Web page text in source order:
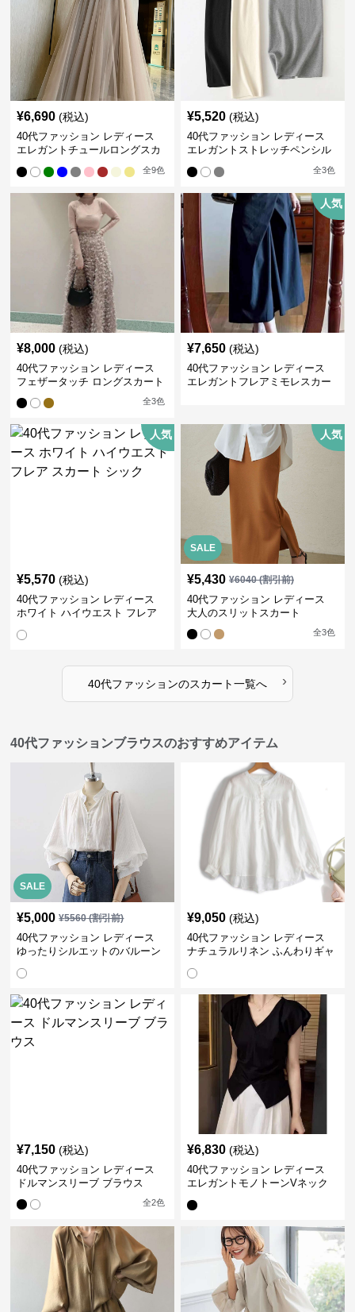
¥6,690 (税込)
40代ファッション レディース
エレガントチュールロングスカ
全9色
¥5,520 (税込)
40代ファッション レディース
エレガントストレッチペンシル
全3色
¥8,000 (税込)
40代ファッション レディース
フェザータッチ ロングスカート
全3色
人気
¥7,650 (税込)
40代ファッション レディース
エレガントフレアミモレスカー
人気
¥5,570 (税込)
40代ファッション レディース
ホワイト ハイウエスト フレア
SALE
人気
¥5,430 ¥6040(割引前)
40代ファッション レディース
大人のスリットスカート
全3色
40代ファッションのスカート一覧へ ›
40代ファッションブラウスのおすすめアイテム
SALE
¥5,000 ¥5560(割引前)
40代ファッション レディース
ゆったりシルエットのバルーン
¥9,050 (税込)
40代ファッション レディース
ナチュラルリネン ふんわりギャ
¥7,150 (税込)
40代ファッション レディース
ドルマンスリーブ ブラウス
全2色
¥6,830 (税込)
40代ファッション レディース
エレガントモノトーンVネック